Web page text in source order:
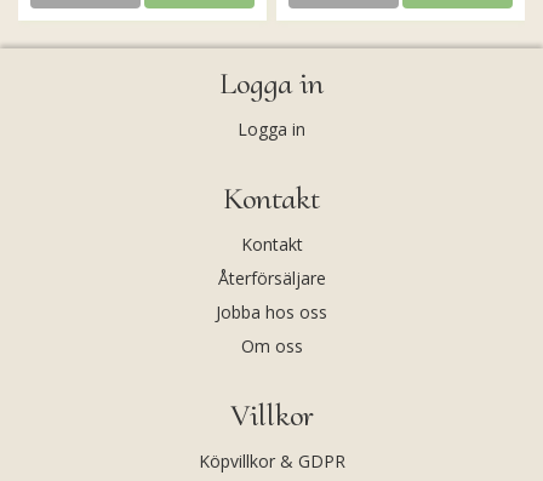
Logga in
Logga in
Kontakt
Kontakt
Återförsäljare
Jobba hos oss
Om oss
Villkor
Köpvillkor & GDPR